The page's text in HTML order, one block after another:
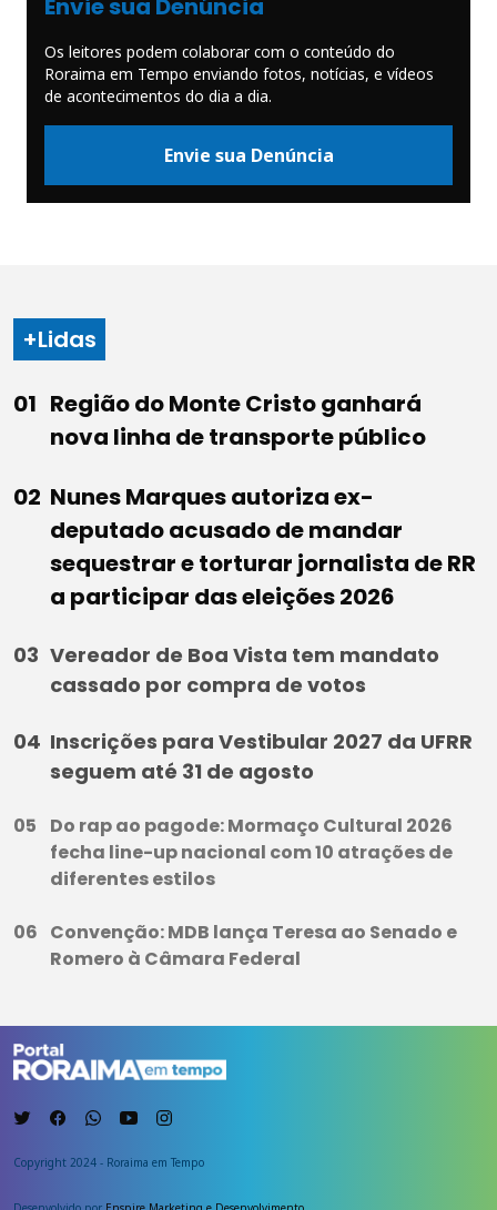
Envie sua Denúncia
Os leitores podem colaborar com o conteúdo do
Roraima em Tempo enviando fotos, notícias, e vídeos
de acontecimentos do dia a dia.
Envie sua Denúncia
+Lidas
Região do Monte Cristo ganhará
nova linha de transporte público
Nunes Marques autoriza ex-
deputado acusado de mandar
sequestrar e torturar jornalista de RR
a participar das eleições 2026
Vereador de Boa Vista tem mandato
cassado por compra de votos
Inscrições para Vestibular 2027 da UFRR
seguem até 31 de agosto
Do rap ao pagode: Mormaço Cultural 2026
fecha line-up nacional com 10 atrações de
diferentes estilos
Convenção: MDB lança Teresa ao Senado e
Romero à Câmara Federal
Copyright 2024 - Roraima em Tempo